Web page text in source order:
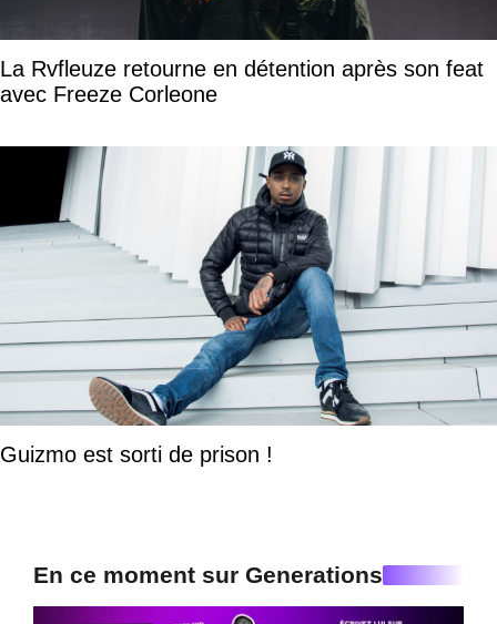
La Rvfleuze retourne en détention après son feat
avec Freeze Corleone
Guizmo est sorti de prison !
En ce moment sur Generations